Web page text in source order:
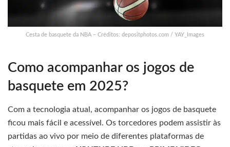
Cesta de basquete da NBA – Créditos: depositphotos.com / YAY_Images
Como acompanhar os jogos de
basquete em 2025?
Com a tecnologia atual, acompanhar os jogos de basquete
ficou mais fácil e acessível. Os torcedores podem assistir às
partidas ao vivo por meio de diferentes plataformas de